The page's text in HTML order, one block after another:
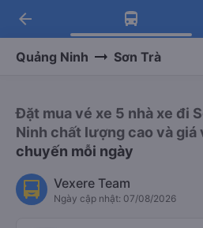
Tải app Vexere
Nhận ưu đãi thành
Tải app Vexere
-30k/ghế khi đặt vé
arrow_back
Quảng Ninh Sơn Trà
Đặt mua vé xe 5 nhà xe đi
Ninh chất lượng cao và giá
chuyến mỗi ngày
Vexere Team
Ngày cập nhật: 07/08/2026